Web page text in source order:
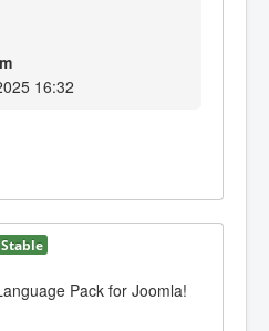
16:32
Stable
Pack for Joomla!